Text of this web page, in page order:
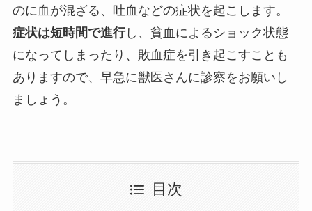
のに血が混ざる、吐血などの症状を起こします。
症状は短時間で進行し、貧血によるショック状態
になってしまったり、敗血症を引き起こすことも
ありますので、早急に獣医さんに診察をお願いし
ましょう。
目次